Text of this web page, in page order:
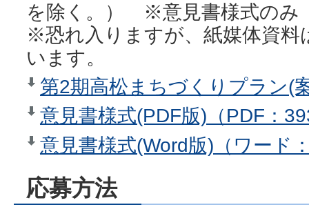
を除く。） ※意見書様式のみ
※恐れ入りますが、紙媒体資料
います。
第2期高松まちづくりプラン(
意見書様式(PDF版)（PDF：
意見書様式(Word版)（ワード
応募方法